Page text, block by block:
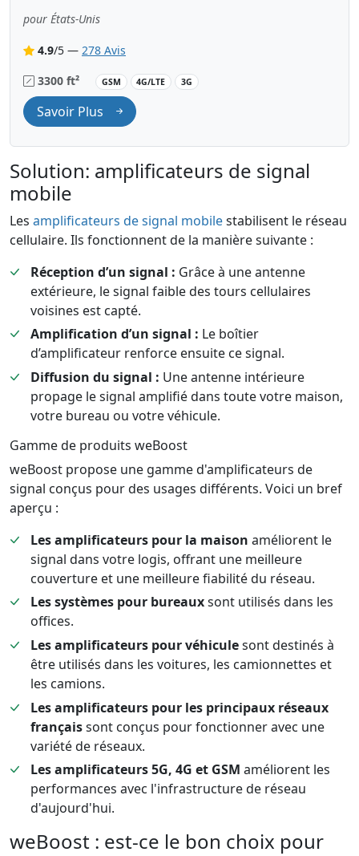
pour États-Unis
4.9/5 — 278 Avis
3300 ft²
GSM 4G/LTE 3G
Savoir Plus
Solution: amplificateurs de signal
mobile
Les amplificateurs de signal mobilestabilisent le réseau
cellulaire. Ils fonctionnent de la manière suivante :
Réception d’un signal : Grâce à une antenne
extérieure, le signal faible des tours cellulaires
voisines est capté.
Amplification d’un signal : Le boîtier
d’amplificateur renforce ensuite ce signal.
Diffusion du signal : Une antenne intérieure
propage le signal amplifié dans toute votre maison,
votre bureau ou votre véhicule.
Gamme de produits weBoost
weBoost propose une gamme d'amplificateurs de
signal conçus pour des usages différents. Voici un bref
aperçu :
Les amplificateurs pour la maison améliorent le
signal dans votre logis, offrant une meilleure
couverture et une meilleure fiabilité du réseau.
Les systèmes pour bureauxsont utilisés dans les
offices.
Les amplificateurs pour véhiculesont destinés à
être utilisés dans les voitures, les camionnettes et
les camions.
Les amplificateurs pour les principaux réseaux
françaissont conçus pour fonctionner avec une
variété de réseaux.
Les amplificateurs 5G, 4G et GSM améliorent les
performances avec l'infrastructure de réseau
d'aujourd'hui.
weBoost : est-ce le bon choix pour